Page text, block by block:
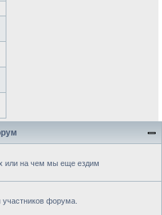
или на чем мы еще ездим
форума.